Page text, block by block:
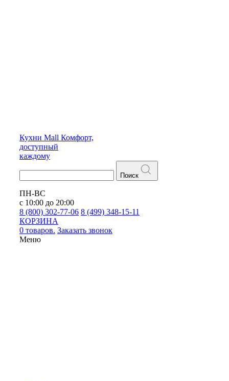
Кухни Mall Комфорт,
доступный
каждому
Поиск
ПН-ВС
с 10:00 до 20:00
8 (800) 302-77-06 8 (499) 348-15-11
КОРЗИНА
0 товаров. Заказать звонок
Меню